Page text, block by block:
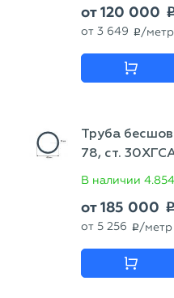
от120 000
от 3 649 p /метр
Труба
78, ст.
В наличии
от185 000 p
от 5 256 p /метр